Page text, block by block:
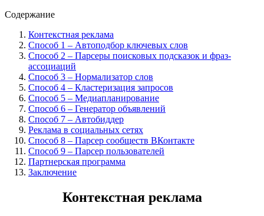
Содержание
Контекстная реклама
Способ 1 – Автоподбор ключевых слов
Способ 2 – Парсеры поисковых подсказок и фраз-
ассоциаций
Способ 3 – Нормализатор слов
Способ 4 – Кластеризация запросов
Способ 5 – Медиапланирование
Способ 6 – Генератор объявлений
Способ 7 – Автобиддер
Реклама в социальных сетях
Способ 8 – Парсер сообществ ВКонтакте
Способ 9 – Парсер пользователей
Партнерская программа
Заключение
Контекстная реклама